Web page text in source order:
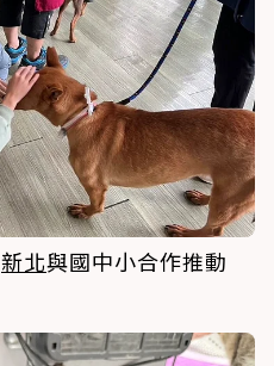
新北與國中小合作推動